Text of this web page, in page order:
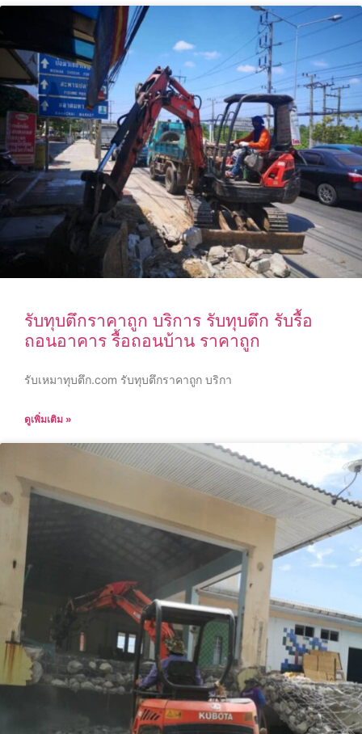
รับทุบตึกราคาถูก บริการ รับทุบตึก รับรื้อ
ถอนอาคาร รื้อถอนบ้าน ราคาถูก
รับเหมาทุบตึก.com รับทุบตึกราคาถูก บริกา
ดูเพิ่มเติม »